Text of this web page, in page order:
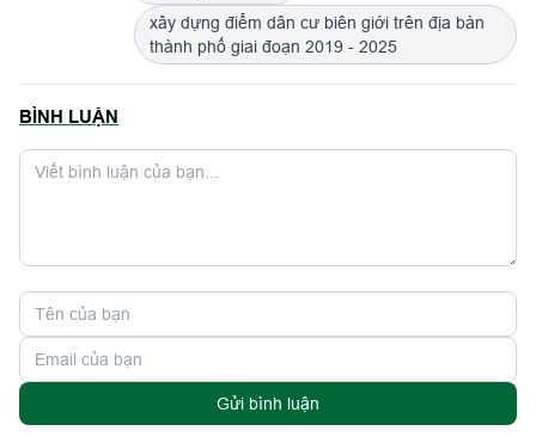
xây dựng điểm dân cư biên giới trên địa bàn
thành phố giai đoạn 2019 - 2025
BÌNH LUẬN
Gửi bình luận